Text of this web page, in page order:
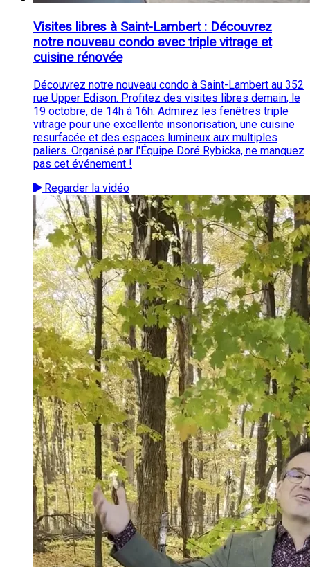
Visites libres à Saint-Lambert : Découvrez
notre nouveau condo avec triple vitrage et
cuisine rénovée
Découvrez notre nouveau condo à Saint-Lambert au 352
rue Upper Edison. Profitez des visites libres demain, le
19 octobre, de 14h à 16h. Admirez les fenêtres triple
vitrage pour une excellente insonorisation, une cuisine
resurfacée et des espaces lumineux aux multiples
paliers. Organisé par l'Équipe Doré Rybicka, ne manquez
pas cet événement !
Regarder la vidéo